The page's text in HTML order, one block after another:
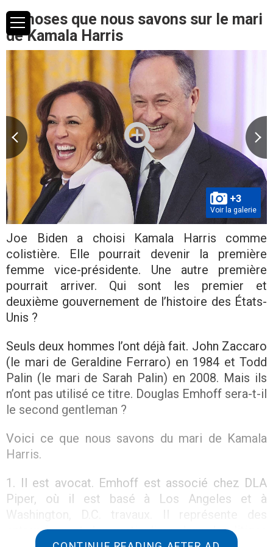
9 choses que nous savons sur le mari
de Kamala Harris
+3
Voir la galerie
Joe Biden a choisi Kamala Harris comme
colistière. Elle pourrait devenir la première
femme vice-présidente. Une autre première
pourrait arriver. Qui sont les premier et
deuxième gouvernement de l’histoire des États-
Unis ?
Seuls deux hommes l’ont déjà fait. John Zaccaro
(le mari de Geraldine Ferraro) en 1984 et Todd
Palin (le mari de Sarah Palin) en 2008. Mais ils
n’ont pas utilisé ce titre. Douglas Emhoff sera-t-il
le second gentleman ?
Voici ce que nous savons du mari de Kamala
Harris.
1. Il est avocat. Emhoff est associé chez DLA
Piper, où il est basé à Los Angeles et à
entreprises et des particuliers dans des litiges